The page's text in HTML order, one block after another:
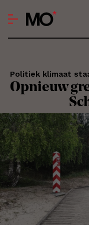
Politiek klimaat
Opnieuw